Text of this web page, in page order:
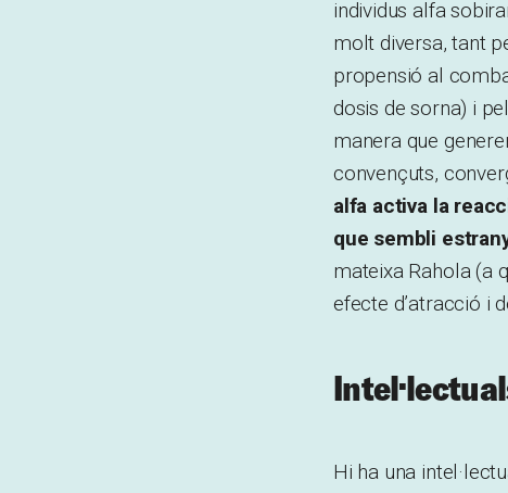
individus alfa
molt diversa, tant
propensió al
dosis de sorna) i
manera que
convençuts,
alfa activa la
que sembli
mateixa Rahola (a
efecte d’atracció i
Hi ha una